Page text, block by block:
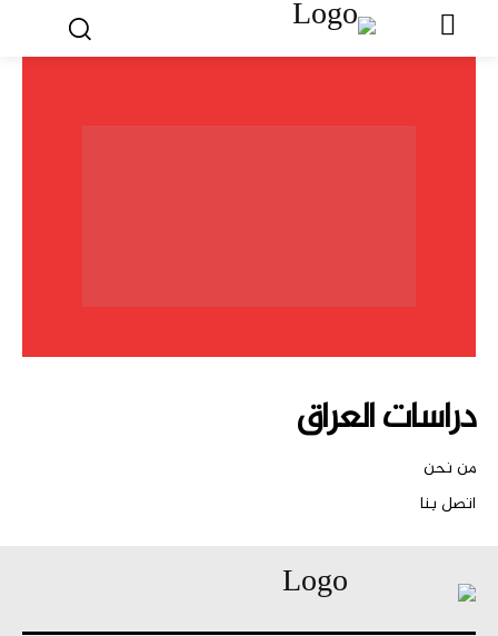
دراسات العراق
من نحن
اتصل بنا